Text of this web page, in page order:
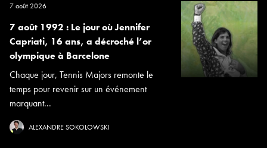
7 août 2026
7 août 1992 : Le jour où Jennifer
Capriati, 16 ans, a décroché l’or
olympique à Barcelone
Chaque jour, Tennis Majors remonte le
temps pour revenir sur un événement
marquant...
ALEXANDRE SOKOLOWSKI